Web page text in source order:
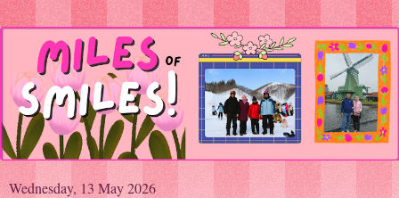
Wednesday, 13 May 2026